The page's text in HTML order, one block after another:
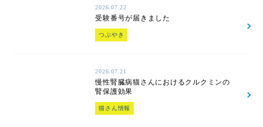
2026.07.22
受験番号が届きました
つぶやき
2026.07.21
慢性腎臓病猫さんにおけるクルクミンの
腎保護効果
猫さん情報